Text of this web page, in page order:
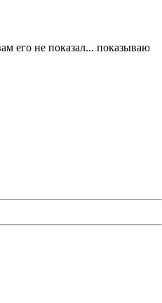
его не показал... показываю